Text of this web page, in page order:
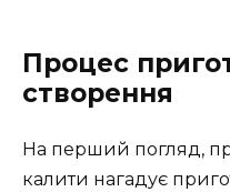
Процес
створення
На перший погляд,
калити нагадує